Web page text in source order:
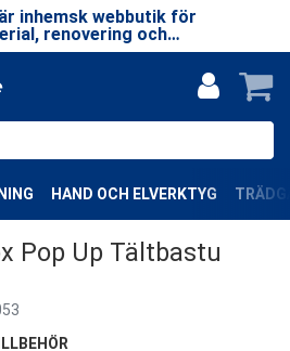
inhemsk webbutik för
renovering och
HAND OCH ELVERKTYG
Pop Up Tältbastu